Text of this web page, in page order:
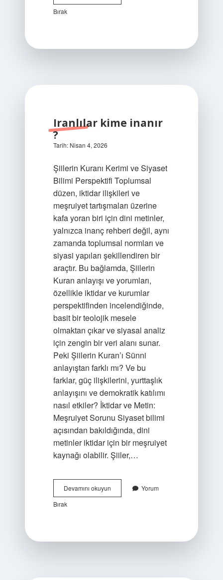
Yazılar
amiri
Bırak
Iranlılar kime inanır
?
Tarih: Nisan 4, 2026
Şiilerin Kuranı Kerimi ve Siyaset
Bilimi Perspektifi Toplumsal
düzen, iktidar ilişkileri ve
meşruiyet tartışmaları üzerine
kafa yoran biri için dini metinler,
yalnızca inanç rehberi değil, aynı
zamanda toplumsal normları ve
siyasi yapıları şekillendiren bir
araçtır. Bu bağlamda, Şiilerin
Kuran anlayışı ve yorumları,
özellikle iktidar ve kurumlar
perspektifinden incelendiğinde,
basit bir teolojik mesele
olmaktan çıkar ve siyasal analiz
için zengin bir veri alanı sunar.
Peki Şiilerin Kuran’ı Sünni
anlayıştan farklı mı? Ve bu
farklar, güç ilişkilerini, yurttaşlık
anlayışını ve demokratik katılımı
nasıl etkiler? İktidar ve Metin:
Meşruiyet Sorunu Siyaset bilimi
açısından bakıldığında, dini
metinler iktidar için bir meşruiyet
kaynağı olabilir. Şiiler,…
Devamını okuyunIranlılar
kime
Yorum
Bırak